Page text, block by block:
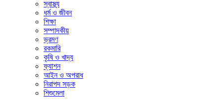
স্বাস্থ্য
ধর্ম ও জীবন
শিক্ষা
সম্পাদকীয়
ভ্রমণ
রকমারি
কৃষি ও খাদ্য
ফ্যাশন
আইন ও অপরাধ
নিরাপদ সড়ক
শিশুমেলা